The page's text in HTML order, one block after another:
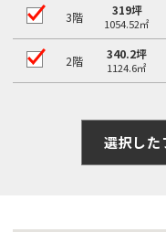
3階 319坪
1054.52㎡
2階 340.2坪
1124.6㎡
選択した